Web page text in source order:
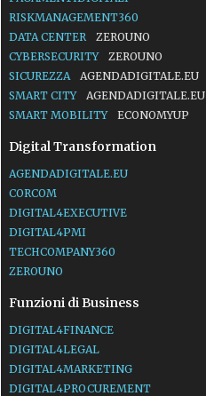
RISKMANAGEMENT360
DATA CENTER
ZEROUNO
CYBERSECURITY
ZEROUNO
SICUREZZA
AGENDADIGITALE.EU
SMART CITY
AGENDADIGITALE.EU
SMART MOBILITY
ECONOMYUP
Digital Transformation
AGENDADIGITALE.EU
CORCOM
DIGITAL4EXECUTIVE
DIGITAL4PMI
TECHCOMPANY360
ZEROUNO
Funzioni di Business
DIGITAL4FINANCE
DIGITAL4LEGAL
DIGITAL4MARKETING
DIGITAL4PROCUREMENT